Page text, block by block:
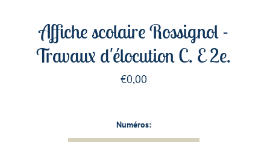
Affiche scolaire Rossignol -
Travaux d'élocution C. E 2e.
€0,00
Numéros: